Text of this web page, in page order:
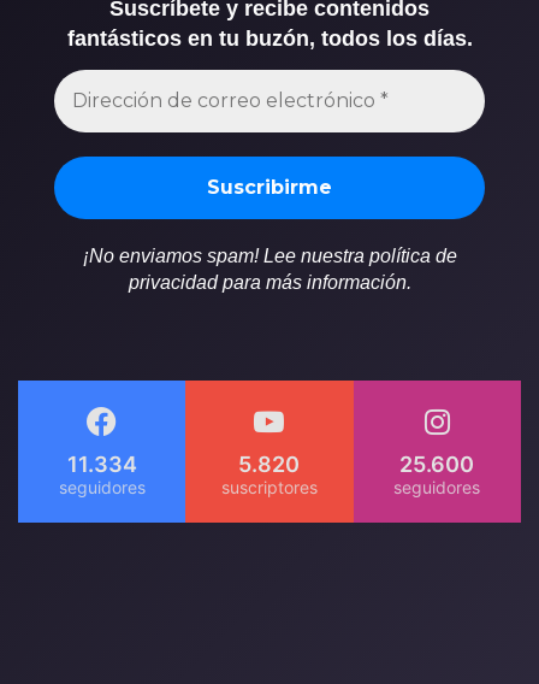
Suscríbete y recibe contenidos
fantásticos en tu buzón, todos los días.
¡No enviamos spam! Lee nuestra política de
privacidad para más información.
11.334 5.820 25.600